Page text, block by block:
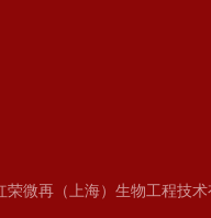
荣微再（上海）生物工程技